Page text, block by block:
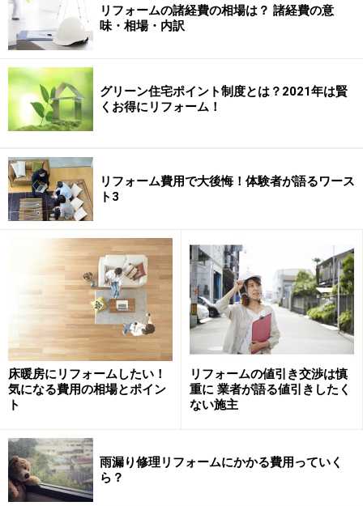
加え、各種ハウツー本などが発売されるほど、リフォー
ムに関する理解が高まってきていることもあり、中古物
件（戸建住宅・マンション）をリフォームして新居にす
るという新しいライフスタイルが、徐々に定着してきて
います。
前にして、頭を抱えてしまう方も見受けられます。物件
探しやリフォーム計画が難航すれば、マイホーム資金に
大きな影響を与えてしまう恐れがあります。
そこで今回は、中古物件リフォームで損をしないための
3つのチェックポイントをご紹介します。
リフォームの諸経費の相場は？ 諸経費の意
味・相場・内訳
グリーン住宅ポイント制度とは？2021年は賢
くお得にリフォーム！
リフォーム費用で大後悔！体験者が語るワース
ト3
床暖房にリフォームしたい！
気になる費用の相場とポイン
ト
リフォームの値引き交渉は慎
重に 業者が語る値引きしたく
ない施主
雨漏り修理リフォームにかかる費用っていく
ら？